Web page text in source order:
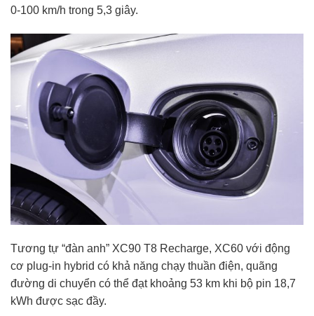
0-100 km/h trong 5,3 giây.
Tương tự “đàn anh” XC90 T8 Recharge, XC60 với động
cơ plug-in hybrid có khả năng chạy thuần điện, quãng
đường di chuyển có thể đạt khoảng 53 km khi bộ pin 18,7
kWh được sạc đầy.